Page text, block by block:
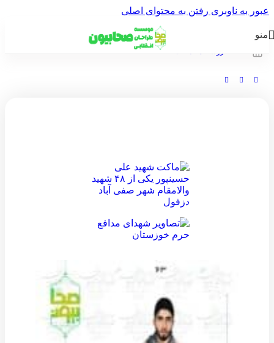
عبور به ناوبری رفتن به محتوای اصلی
منو